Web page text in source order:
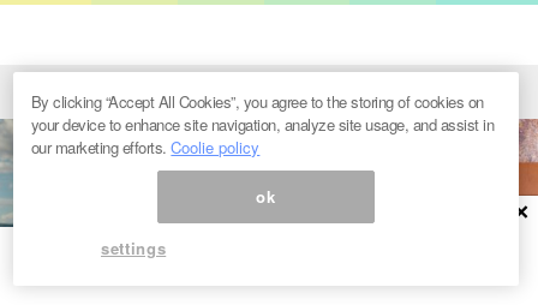
×
By clicking “Accept All Cookies”, you agree to the storing of cookies on
your device to enhance site navigation, analyze site usage, and assist in
our marketing efforts.Coolie policy
ok
settings